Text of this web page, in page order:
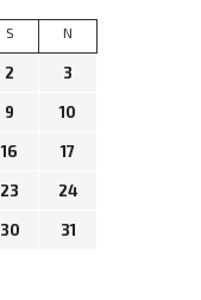
S N
2 3
9 10
16 17
23 24
30 31